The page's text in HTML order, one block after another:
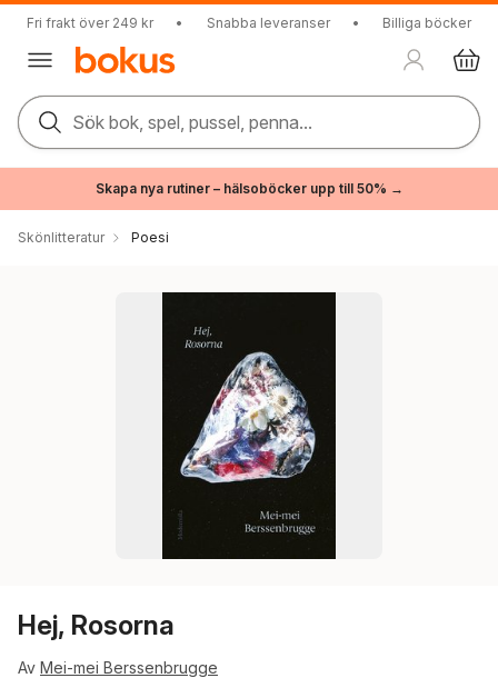
Fri frakt över 249 kr • Snabba leveranser • Billiga böcker
Sök bok, spel, pussel, penna...
Skapa nya rutiner – hälsoböcker upp till 50% →
Skönlitteratur Poesi
Hej, Rosorna
Av Mei-mei Berssenbrugge